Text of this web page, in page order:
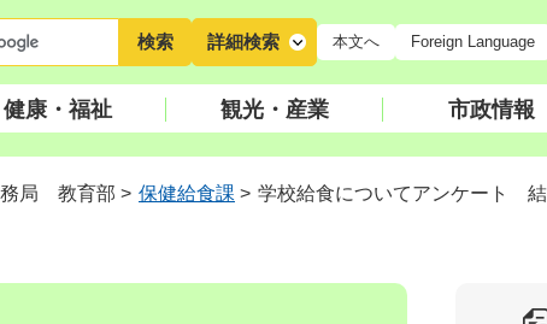
詳細検索 本文へ Foreign Language
健康・福祉 観光・産業 市政情報
局 教育部 > 保健給食課 > 学校給食についてアンケート